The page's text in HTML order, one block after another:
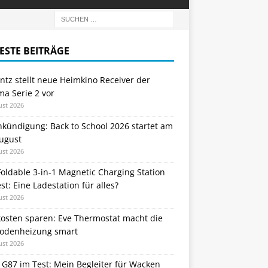
BEITRÄGE
stellt neue Heimkino Receiver der
Serie 2 vor
2026
Back to School 2026 startet am
2026
3-in-1 Magnetic Charging Station
Eine Ladestation für alles?
2026
sparen: Eve Thermostat macht die
smart
2026
im Test: Mein Begleiter für Wacken